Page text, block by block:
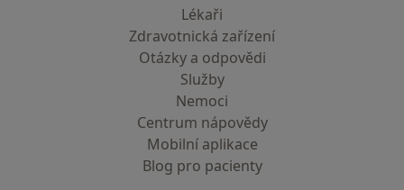
Lékaři
Zdravotnická zařízení
Otázky a odpovědi
Služby
Nemoci
Centrum nápovědy
Mobilní aplikace
Blog pro pacienty